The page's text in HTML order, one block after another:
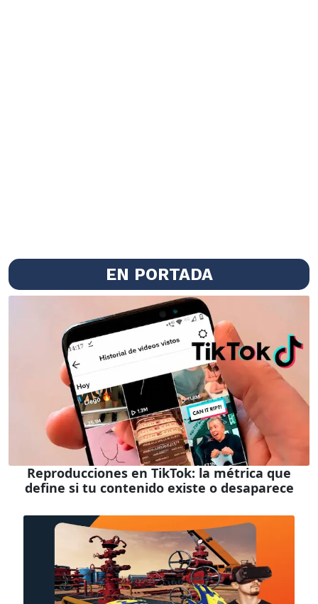
EN PORTADA
Reproducciones en TikTok: la métrica que
define si tu contenido existe o desaparece